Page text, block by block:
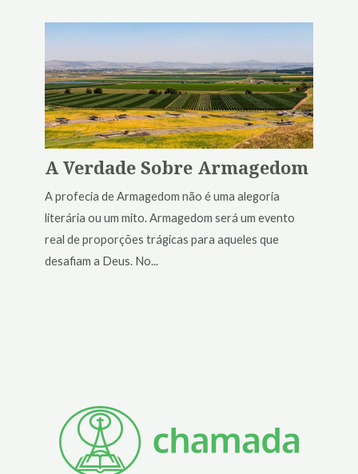
A Verdade Sobre Armagedom
A profecia de Armagedom não é uma alegoria
literária ou um mito. Armagedom será um evento
real de proporções trágicas para aqueles que
desafiam a Deus. No...